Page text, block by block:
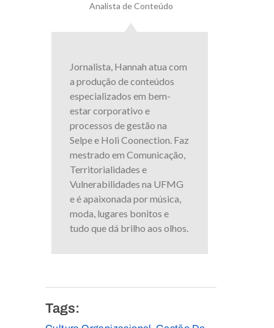
Analista de Conteúdo
Jornalista, Hannah atua com
a produção de conteúdos
especializados em bem-
estar corporativo e
processos de gestão na
Selpe e Holi Coonection. Faz
mestrado em Comunicação,
Territorialidades e
Vulnerabilidades na UFMG
e é apaixonada por música,
moda, lugares bonitos e
tudo que dá brilho aos olhos.
Tags: